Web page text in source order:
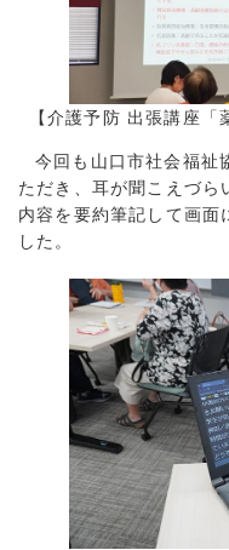
【介護予防 出張講座「
今回も山口市社会福祉
ただき、耳が聞こえづら
内容を要約筆記して画面
した。